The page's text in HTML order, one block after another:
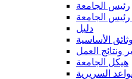
رئيس الجامعة
رئيس الجامعة
دليل
الأساسية
ونتائج العمل
هيكل الجامعة
السريرية